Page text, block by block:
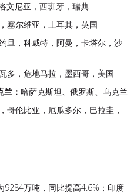
文尼亚，西班牙，瑞典
塞尔维亚，土耳其，英国
旦，科威特，阿曼，卡塔尔，沙
多，危地马拉，墨西哥，美国
兰： 哈萨克斯坦、俄罗斯、乌克兰
哥伦比亚，厄瓜多尔，巴拉圭，
9284万吨，同比提高4.6%；印度